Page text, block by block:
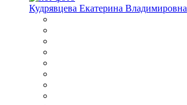
Кудрявцева Екатерина Владимировна